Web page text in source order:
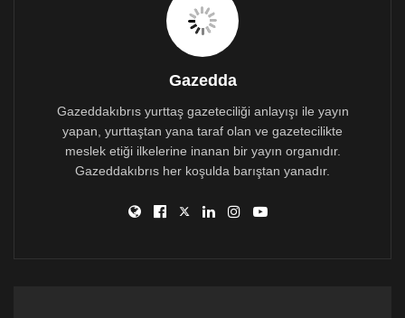
Mehmet Harmancı, Lefkoşa Rum Belediye Başkanı
Constantinos Yiorkadjis de fotoğraflarıyla destek
verirken, PeacePlayers-Cyprus bünyesinde yer alan
çalışanlar ve çocuklar da fotoğraflarını paylaştı.
Gazedda
Gazeddakıbrıs yurttaş gazeteciliği anlayışı ile yayın
yapan, yurttaştan yana taraf olan ve gazetecilikte
meslek etiği ilkelerine inanan bir yayın organıdır.
Gazeddakıbrıs her koşulda barıştan yanadır.